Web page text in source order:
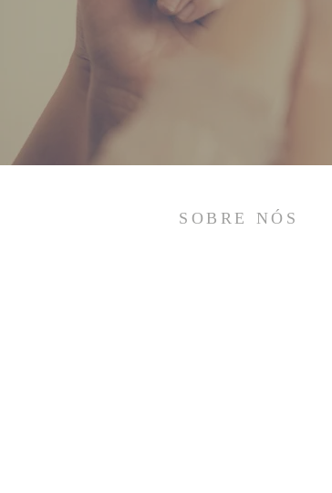
SOBRE NÓS